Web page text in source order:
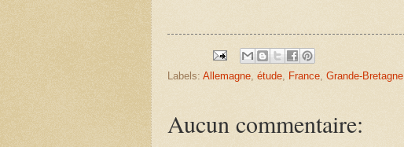
Labels: Allemagne étude France Grande-Bretagne
Aucun commentaire: